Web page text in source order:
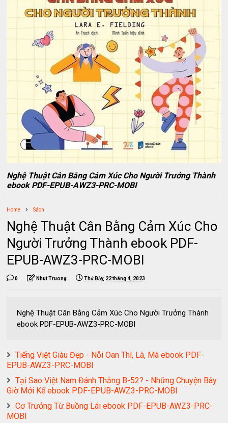
Nghệ Thuật Cân Bằng Cảm Xúc Cho Người Trưởng Thành
ebook PDF-EPUB-AWZ3-PRC-MOBI
Home Sách
Nghệ Thuật Cân Bằng Cảm Xúc Cho
Người Trưởng Thành ebook PDF-
EPUB-AWZ3-PRC-MOBI
0 Nhut Truong Thứ Bảy, 22 tháng 4, 2023
Nghệ Thuật Cân Bằng Cảm Xúc Cho Người Trưởng Thành
ebook PDF-EPUB-AWZ3-PRC-MOBI
Tiếng Việt Giàu Đẹp - Nỗi Oan Thì, Là, Mà ebook PDF-
EPUB-AWZ3-PRC-MOBI
Tại Sao Việt Nam Đánh Thắng B-52? - Những Chuyện Bây
Giờ Mới Kể ebook PDF-EPUB-AWZ3-PRC-MOBI
Cơ Trưởng Từ Buồng Lái ebook PDF-EPUB-AWZ3-PRC-
MOBI